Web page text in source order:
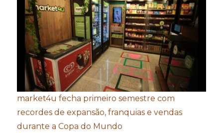
market4u fecha primeiro semestre com
recordes de expansão, franquias e vendas
durante a Copa do Mundo